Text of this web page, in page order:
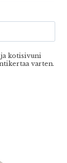
kotisivuni
varten.